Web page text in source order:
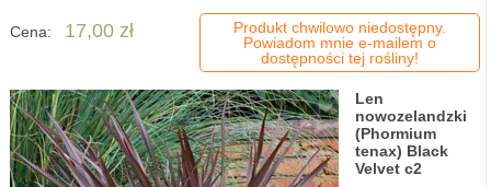
Cena: 17,00 zł
Produkt chwilowo niedostępny.
Powiadom mnie e-mailem o
dostępności tej rośliny!
Len
nowozelandzki
(Phormium
tenax) Black
Velvet c2